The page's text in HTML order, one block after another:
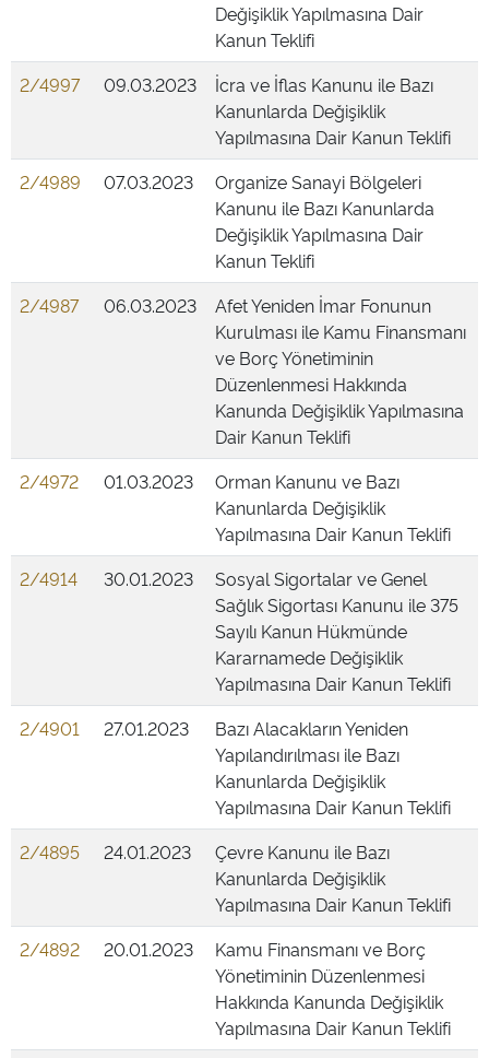
Değişiklik Yapılmasına Dair
Kanun Teklifi
2/4997
09.03.2023
İcra ve İflas Kanunu ile Bazı
Kanunlarda Değişiklik
Yapılmasına Dair Kanun Teklifi
2/4989
07.03.2023
Organize Sanayi Bölgeleri
Kanunu ile Bazı Kanunlarda
Değişiklik Yapılmasına Dair
Kanun Teklifi
2/4987
06.03.2023
Afet Yeniden İmar Fonunun
Kurulması ile Kamu Finansmanı
ve Borç Yönetiminin
Düzenlenmesi Hakkında
Kanunda Değişiklik Yapılmasına
Dair Kanun Teklifi
2/4972
01.03.2023
Orman Kanunu ve Bazı
Kanunlarda Değişiklik
Yapılmasına Dair Kanun Teklifi
2/4914
30.01.2023
Sosyal Sigortalar ve Genel
Sağlık Sigortası Kanunu ile 375
Sayılı Kanun Hükmünde
Kararnamede Değişiklik
Yapılmasına Dair Kanun Teklifi
2/4901
27.01.2023
Bazı Alacakların Yeniden
Yapılandırılması ile Bazı
Kanunlarda Değişiklik
Yapılmasına Dair Kanun Teklifi
2/4895
24.01.2023
Çevre Kanunu ile Bazı
Kanunlarda Değişiklik
Yapılmasına Dair Kanun Teklifi
2/4892
20.01.2023
Kamu Finansmanı ve Borç
Yönetiminin Düzenlenmesi
Hakkında Kanunda Değişiklik
Yapılmasına Dair Kanun Teklifi